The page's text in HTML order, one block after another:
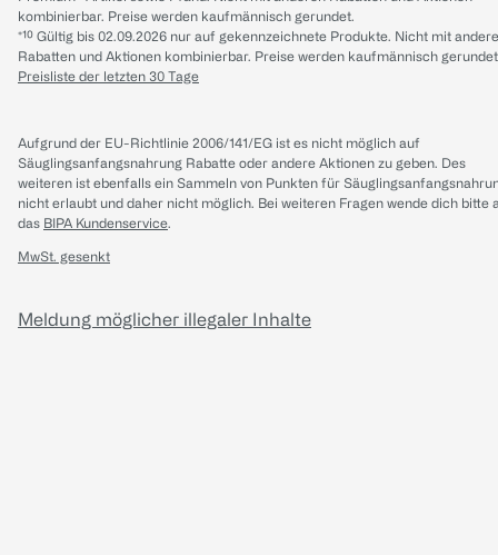
kombinierbar. Preise werden kaufmännisch gerundet.
*¹⁰ Gültig bis 02.09.2026 nur auf gekennzeichnete Produkte. Nicht mit
Rabatten und Aktionen kombinierbar. Preise werden kaufmännisch
Preisliste der letzten 30 Tage
Aufgrund der EU-Richtlinie 2006/141/EG ist es nicht möglich auf
Säuglingsanfangsnahrung Rabatte oder andere Aktionen zu geben. Des
weiteren ist ebenfalls ein Sammeln von Punkten für
nicht erlaubt und daher nicht möglich. Bei weiteren Fragen wende dich bitte
das BIPA Kundenservice.
MwSt. gesenkt
Meldung möglicher illegaler Inhalte